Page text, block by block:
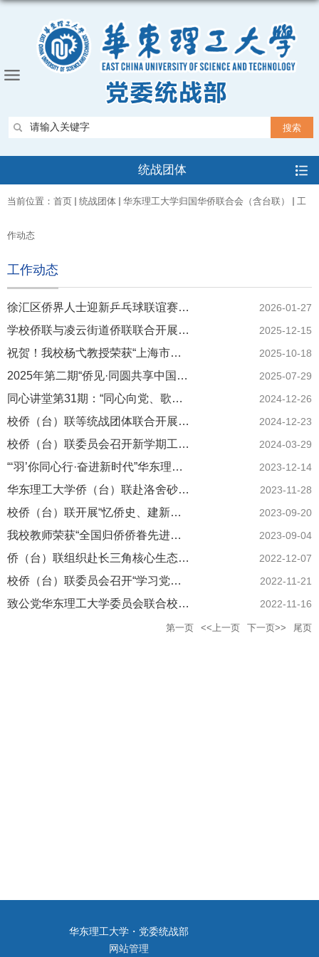
统战团体
当前位置： 首页 统战团体 华东理工大学归国华侨联合会（含台联） 工
作动态
工作动态
徐汇区侨界人士迎新乒乓球联谊赛成功举办 华理侨联荣获季军 2026-01-27
学校侨联与凌云街道侨联联合开展“智汇西岸，探路上海科创人文新生态“学习实践活动 2025-12-15
祝贺！我校杨弋教授荣获“上海市归侨侨眷先进个人”表彰 2025-10-18
2025年第二期“侨见·同圆共享中国梦”上海侨界人士主题学习活动在我校举办 2025-07-29
同心讲堂第31期：“同心向党、歌咏新年”统一战线迎新音乐会 2024-12-26
校侨（台）联等统战团体联合开展“侨银牵手 薪火相传”学习实践活动 2024-12-23
校侨（台）联委员会召开新学期工作会议 2024-03-29
“‘羽’你同心行·奋进新时代”华东理工大学统一战线首届羽毛球联谊赛举行 2023-12-14
华东理工大学侨（台）联赴洛舍砂村新四军纪念馆开展学习实践活动 2023-11-28
校侨（台）联开展“忆侨史、建新功”学习实践活动 2023-09-20
我校教师荣获“全国归侨侨眷先进个人”称号 2023-09-04
侨（台）联组织赴长三角核心生态示范区开展考察活动 2022-12-07
校侨（台）联委员会召开“学习党的二十大 奋进新征程”工作会议 2022-11-21
致公党华东理工大学委员会联合校侨（台）联赴“大国重器—振华重工”开展主题参观学习活动 2022-11-16
第一页 <<上一页 下一页>> 尾页
华东理工大学・党委统战部
网站管理